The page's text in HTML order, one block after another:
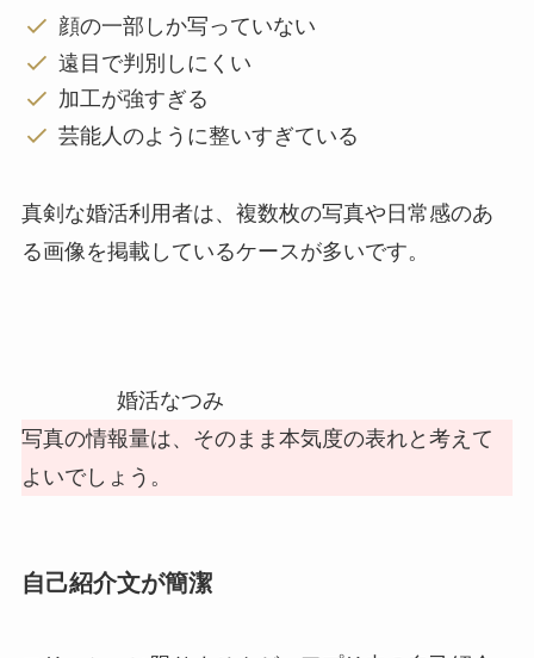
顔の一部しか写っていない
遠目で判別しにくい
加工が強すぎる
芸能人のように整いすぎている
真剣な婚活利用者は、複数枚の写真や日常感のあ
る画像を掲載しているケースが多いです。
婚活なつみ
写真の情報量は、そのまま本気度の表れと考えて
よいでしょう。
自己紹介文が簡潔